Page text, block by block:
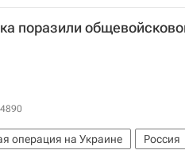
поразили
4890
операция на Украине Россия